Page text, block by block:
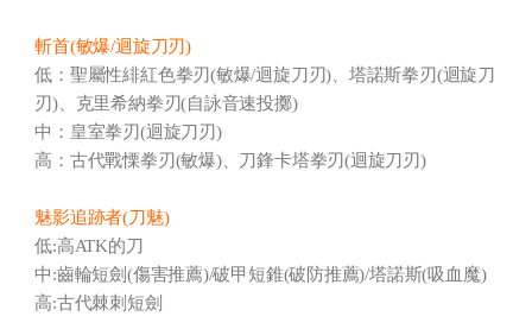
斬首(敏爆/迴旋刀刃)
低：聖屬性緋紅色拳刃(敏爆/迴旋刀刃)、塔諾斯拳刃(迴旋刀
刃)、克里希納拳刃(自詠音速投擲)
中：皇室拳刃(迴旋刀刃)
高：古代戰慄拳刃(敏爆)、刀鋒卡塔拳刃(迴旋刀刃)
魅影追跡者(刀魅)
低:高ATK的刀
中:齒輪短劍(傷害推薦)/破甲短錐(破防推薦)/塔諾斯(吸血魔)
高:古代棘刺短劍